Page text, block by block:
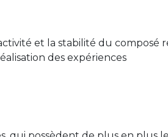
et la stabilité du composé
des expériences